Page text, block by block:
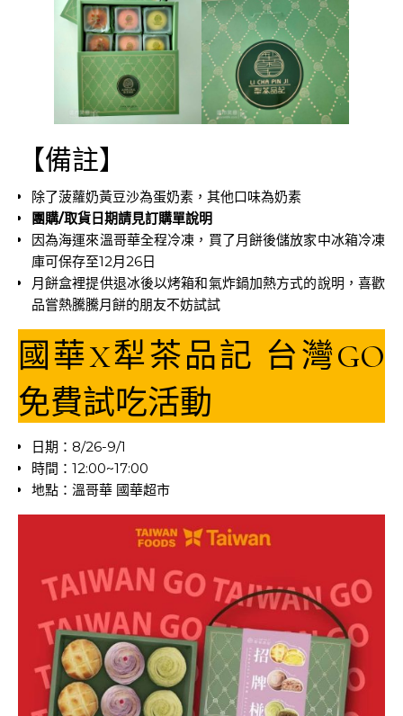
【備註】
除了菠蘿奶黃豆沙為蛋奶素，其他口味為奶素
團購/取貨日期請見訂購單說明
因為海運來溫哥華全程冷凍，買了月餅後儲放家中冰箱冷凍
庫可保存至12月26日
月餅盒裡提供退冰後以烤箱和氣炸鍋加熱方式的說明，喜歡
品嘗熱騰騰月餅的朋友不妨試試
國華X犁茶品記 台灣GO
免費試吃活動
日期：8/26-9/1
時間：12:00~17:00
地點：溫哥華 國華超市